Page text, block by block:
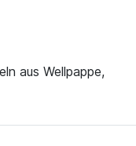
aus Wellpappe,